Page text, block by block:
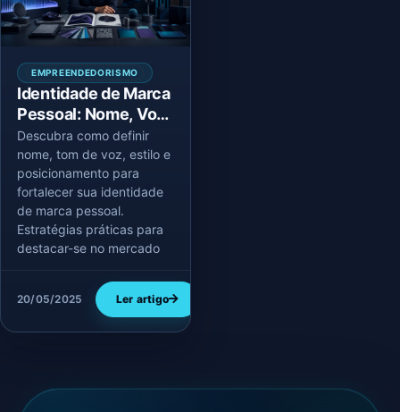
EMPREENDEDORISMO
Identidade de Marca
Pessoal: Nome, Voz,
Estilo e
Posicionamento
Descubra como definir
nome, tom de voz, estilo e
posicionamento para
fortalecer sua identidade
de marca pessoal.
Estratégias práticas para
destacar-se no mercado
20/05/2025 Ler artigo